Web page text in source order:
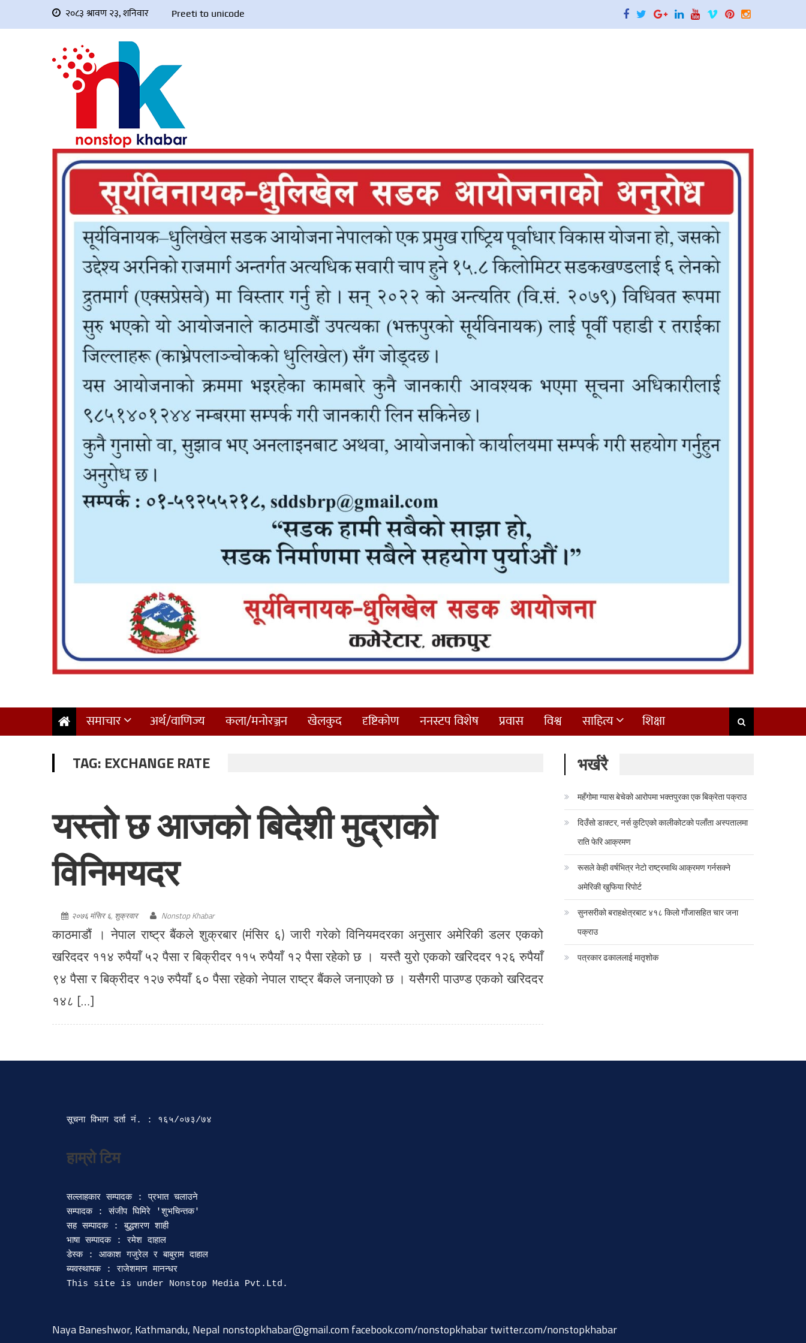
२०८३ श्रावण २३, शनिवार Preeti to unicode
समाचार अर्थ/वाणिज्य कला/मनोरञ्जन खेलकुद दृष्टिकोण ननस्टप विशेष प्रवास विश्व साहित्य शिक्षा
TAG: EXCHANGE RATE
यस्तो छ आजको बिदेशी मुद्राको
विनिमयदर
२०७६ मंसिर ६, शुक्रवार Nonstop Khabar
काठमाडौं । नेपाल राष्ट्र बैंकले शुक्रबार (मंसिर ६) जारी गरेको विनियमदरका अनुसार अमेरिकी डलर एकको
खरिददर ११४ रुपैयाँ ५२ पैसा र बिक्रीदर ११५ रुपैयाँ १२ पैसा रहेको छ । यस्तै युरो एकको खरिददर १२६ रुपैयाँ
९४ पैसा र बिक्रीदर १२७ रुपैयाँ ६० पैसा रहेको नेपाल राष्ट्र बैंकले जनाएको छ । यसैगरी पाउण्ड एकको खरिददर
१४८ […]
भर्खरै
महँगोमा ग्यास बेचेको आरोपमा भक्तपुरका एक बिक्रेता पक्राउ
दिउँसो डाक्टर, नर्स कुटिएको कालीकोटको पलाँता अस्पतालमा
राति फेरि आक्रमण
रूसले केही वर्षभित्र नेटो राष्ट्रमाथि आक्रमण गर्नसक्ने
अमेरिकी खुफिया रिपोर्ट
सुनसरीको बराहक्षेत्रबाट ४१८ किलो गाँजासहित चार जना
पक्राउ
पत्रकार ढकाललाई मातृशोक
सूचना विभाग दर्ता‍ नं. : १६५/०७३/७४
हाम्रो टिम
सल्लाहकार सम्पादक : प्रभात चलाउने
सम्पादक : संजीप घिमिरे 'शुभचिन्तक'
सह सम्पादक : बुद्धशरण शाही
भाषा सम्पादक : रमेश दाहाल
डेस्क : आकाश गजुरेल र बाबुराम दाहाल
ब्यवस्थापक : राजेशमान मानन्धर
Naya Baneshwor, Kathmandu, Nepal nonstopkhabar@gmail.com facebook.com/nonstopkhabar twitter.com/nonstopkhabar